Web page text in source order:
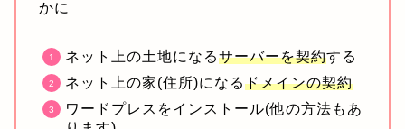
かに
ネット上の土地になるサーバーを契約する
ネット上の家(住所)になるドメインの契約
ワードプレスをインストール(他の方法もあ